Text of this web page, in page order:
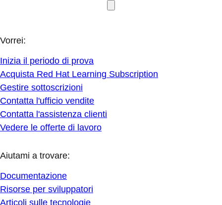
Vorrei:
Inizia il periodo di prova
Acquista Red Hat Learning Subscription
Gestire sottoscrizioni
Contatta l'ufficio vendite
Contatta l'assistenza clienti
Vedere le offerte di lavoro
Aiutami a trovare:
Documentazione
Risorse per sviluppatori
Articoli sulle tecnologie